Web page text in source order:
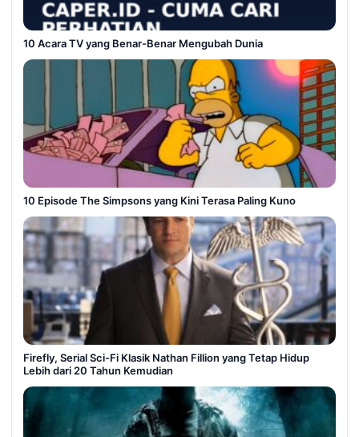
10 Acara TV yang Benar-Benar Mengubah Dunia
10 Episode The Simpsons yang Kini Terasa Paling Kuno
Firefly, Serial Sci-Fi Klasik Nathan Fillion yang Tetap Hidup
Lebih dari 20 Tahun Kemudian